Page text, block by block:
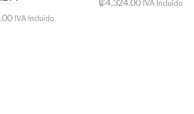
IVA Incluido
IVA Incluido